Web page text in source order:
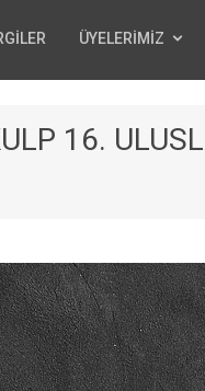
ÜYELERİMİZ
16.